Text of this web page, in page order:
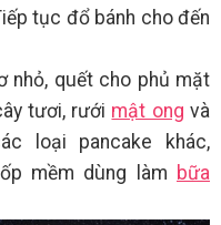
tục đổ bánh cho đến
nhỏ, quết cho phủ mặt
tươi, rưới mật ong và
loại pancake khác,
mềm dùng làm bữa